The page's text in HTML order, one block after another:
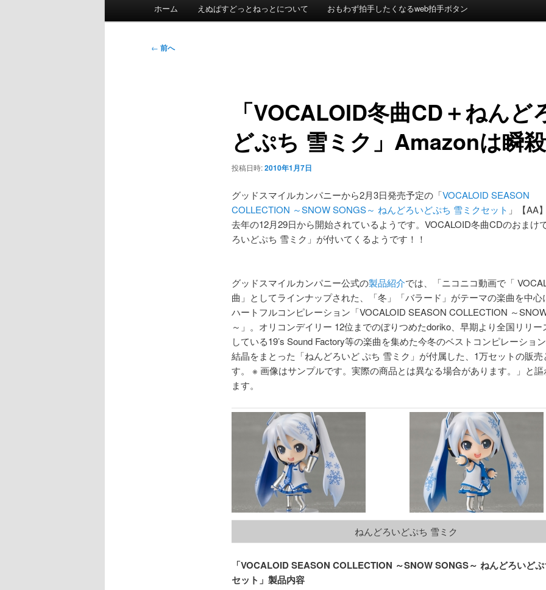
ホーム えぬぱすどっとねっとについて おもわず拍手したくなるweb拍手ボタン
投
← 前へ
「VOCALOID冬曲CD＋ねんど
どぷち 雪ミク」Amazonは瞬殺
投稿日時:2010年1月7日
グッドスマイルカンパニーから2月3日発売予定の「VOCALOID SEASON
COLLECTION ～SNOW SONGS～ ねんどろいどぷち 雪ミクセット 」【AA
去年の12月29日から開始されているようです。VOCALOID冬曲CDのおまけ
ろいどぷち 雪ミク」が付いてくるようです！！
グッドスマイルカンパニー公式の製品紹介では、「ニコニコ動画で「
曲」としてラインナップされた、「冬」「バラード」がテーマの楽曲を中心
ハートフルコンピレーション「VOCALOID SEASON COLLECTION ～
～」。オリコンデイリー 12位までのぼりつめたdoriko、早期より全国リリー
している19’s Sound Factory等の楽曲を集めた今冬のベストコンピレーショ
結晶をまとった「ねんどろいど ぷち 雪ミク」が付属した、1万セットの販売
す。 ※ 画像はサンプルです。実際の商品とは異なる場合があります。」と
ます。
ねんどろいどぷち 雪ミク
「VOCALOID SEASON COLLECTION ～SNOW SONGS～ ねんどろいど
セット」製品内容